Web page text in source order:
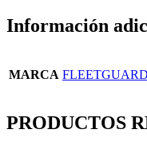
Información
MARCA FLEETGUARD
PRODUCTOS